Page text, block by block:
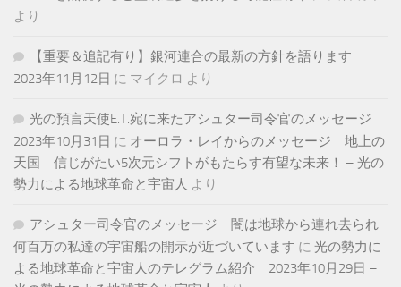
より
【重要＆追記有り】銀河連合の最新の方針を語ります
2023年11月12日 に マイクロ より
光の預言天使E.T.宛に来たアシュター司令官のメッセージ
2023年10月31日 に オーロラ・レイからのメッセージ 地上の
天国 信じがたい5次元シフトがもたらす有望な未来！ – 光の
勢力による地球革命と宇宙人 より
アシュター司令官のメッセージ 闇は地球から連れ去られ
何百万の私達の宇宙船の開示が近づいています に 光の勢力に
よる地球革命と宇宙人のテレグラム紹介 2023年10月29日 –